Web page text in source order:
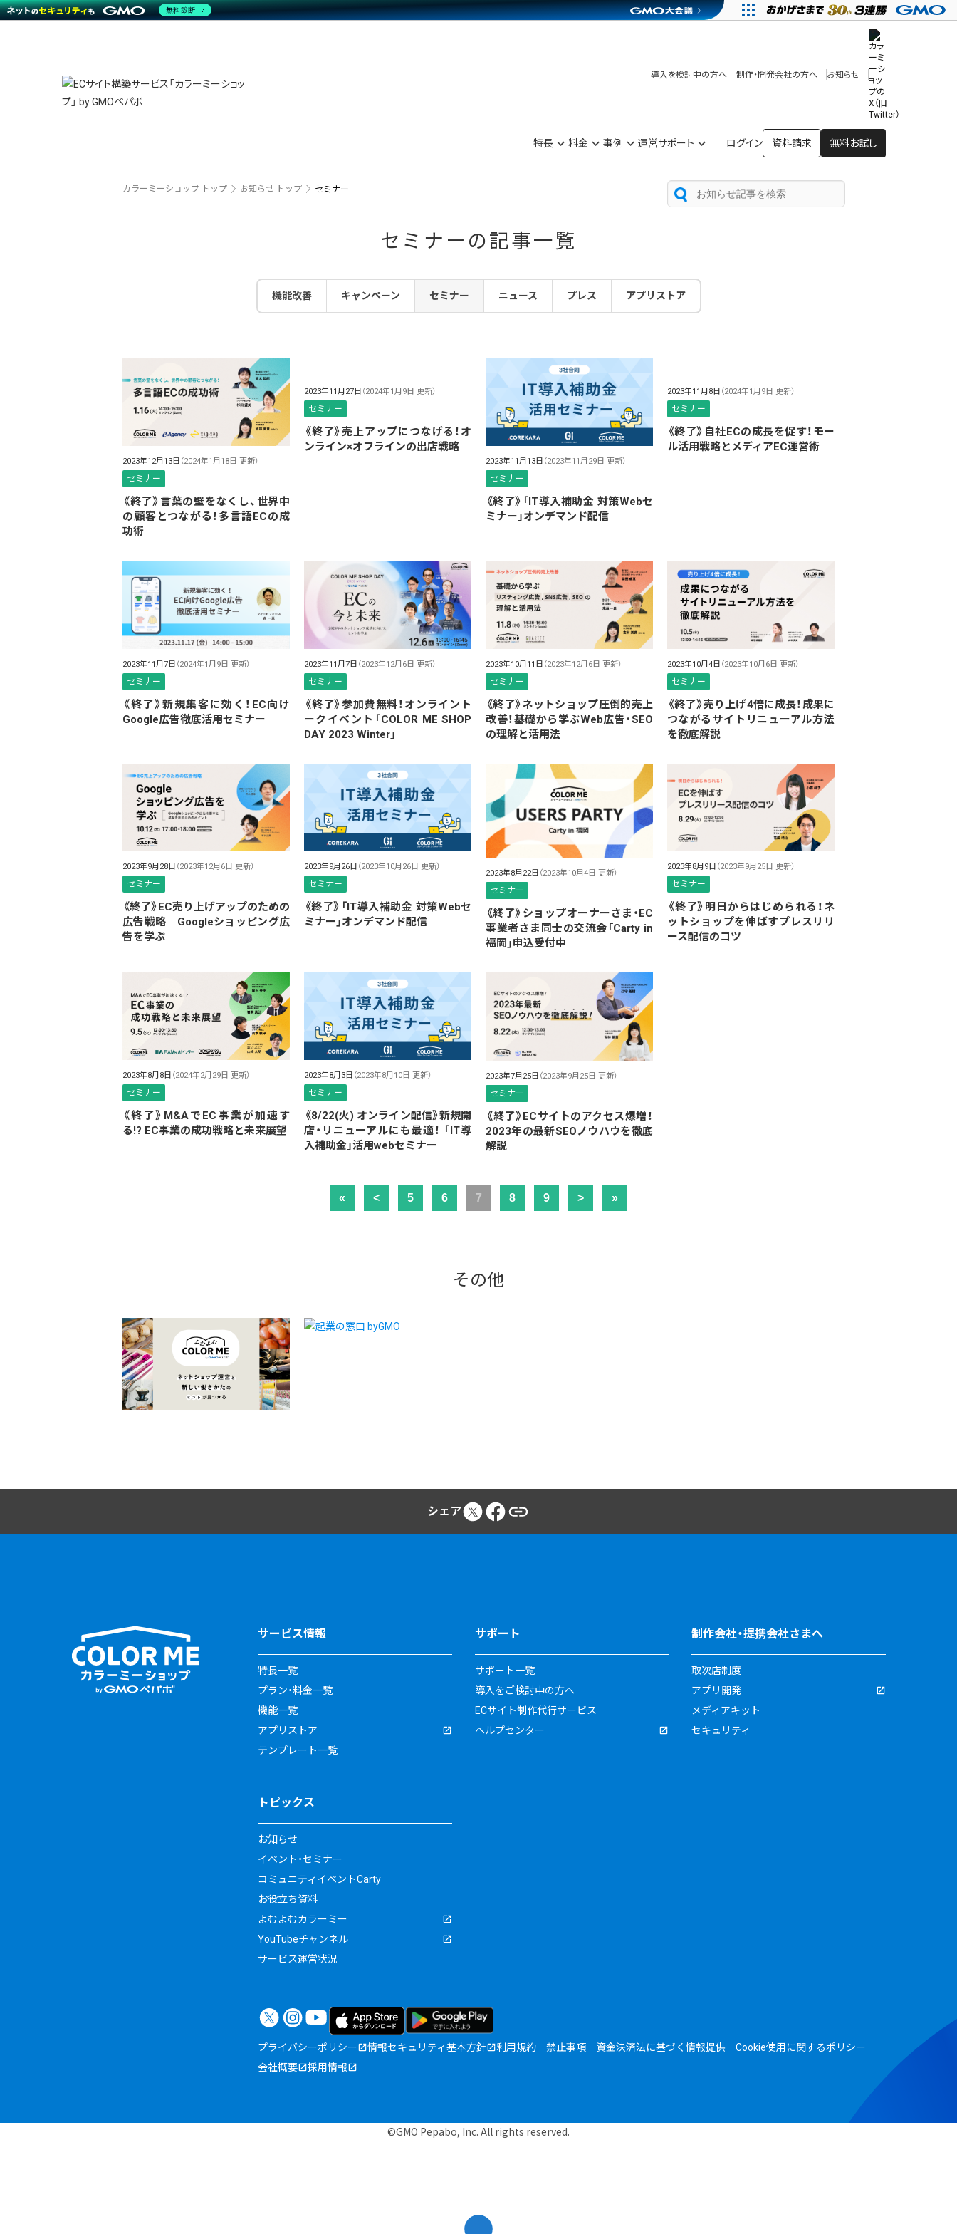
特長 料金 事例 運営サポート ログイン 資料請求 無料お試し
導入を検討中の方へ 制作・開発会社の方へ お知らせ
特長
商材一覧を見る
特長別に見る
売上につながる集客
顧客ロイヤリティを向上
複数店舗との連携
業種別に見る その他
テンプレート一覧
料金シミュレーション
運営サポート
開発・API連携代行
ヘルプセンター
カラーミーショップ トップ お知らせ トップ セミナー
セミナーの記事一覧
機能改善 キャンペーン セミナー ニュース プレス アプリストア
2023年12月13日 （2024年1月18日 更新）
セミナー
《終了》言葉の壁をなくし、世界中
の顧客とつながる！多言語ECの成
功術
2023年11月27日 （2024年1月9日 更新）
セミナー
《終了》売上アップにつなげる！オ
ンライン×オフラインの出店戦略
2023年11月13日 （2023年11月29日 更新）
セミナー
《終了》「IT導入補助金 対策Webセ
ミナー」オンデマンド配信
2023年11月8日 （2024年1月9日 更新）
セミナー
《終了》自社ECの成長を促す！モー
ル活用戦略とメディアEC運営術
2023年11月7日 （2024年1月9日 更新）
セミナー
《終了》新規集客に効く！EC向け
Google広告徹底活用セミナー
2023年11月7日 （2023年12月6日 更新）
セミナー
《終了》参加費無料！オンライント
ークイベント「COLOR ME SHOP
DAY 2023 Winter」
2023年10月11日 （2023年12月6日 更新）
セミナー
《終了》ネットショップ圧倒的売上
改善！基礎から学ぶWeb広告・SEO
の理解と活用法
2023年10月4日 （2023年10月6日 更新）
セミナー
《終了》売り上げ4倍に成長！成果に
つながるサイトリニューアル方法
を徹底解説
2023年9月28日 （2023年12月6日 更新）
セミナー
《終了》EC売り上げアップのための
広告戦略 Googleショッピング広
告を学ぶ
2023年9月26日 （2023年10月26日 更新）
セミナー
《終了》「IT導入補助金 対策Webセ
ミナー」オンデマンド配信
2023年8月22日 （2023年10月4日 更新）
セミナー
《終了》ショップオーナーさま・EC
事業者さま同士の交流会「Carty in
福岡」申込受付中
2023年8月9日 （2023年9月25日 更新）
セミナー
《終了》明日からはじめられる！ネ
ットショップを伸ばすプレスリリ
ース配信のコツ
2023年8月8日 （2024年2月29日 更新）
セミナー
《終了》M&AでEC事業が加速す
る!? EC事業の成功戦略と未来展望
2023年8月3日 （2023年8月10日 更新）
セミナー
《8/22(火) オンライン配信》新規開
店・リニューアルにも最適！ 「IT導
入補助金」活用webセミナー
2023年7月25日 （2023年9月25日 更新）
セミナー
《終了》ECサイトのアクセス爆増！
2023年の最新SEOノウハウを徹底
解説
« < 5 6 7 8 9 > »
その他
シェア
サービス情報
特長一覧
プラン・料金一覧
機能一覧
アプリストア
テンプレート一覧
サポート
サポート一覧
導入をご検討中の方へ
ECサイト制作代行サービス
ヘルプセンター
制作会社・提携会社さまへ
取次店制度
アプリ開発
メディアキット
セキュリティ
トピックス
お知らせ
イベント・セミナー
コミュニティイベントCarty
お役立ち資料
よむよむカラーミー
YouTubeチャンネル
サービス運営状況
プライバシーポリシー 情報セキュリティ基本方針 利用規約 禁止事項 資金決済法に基づく情報提供
Cookie使用に関するポリシー
会社概要
採用情報
©GMO Pepabo, Inc. All rights reserved.
無料診断